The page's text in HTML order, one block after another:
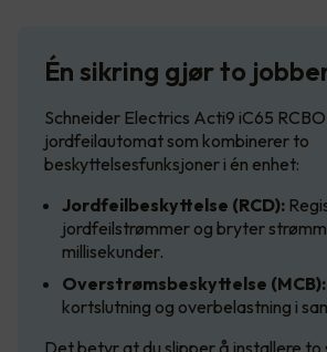
Én sikring gjør to
Schneider Electrics Acti9 iC65
jordfeilautomat som kombinerer to
beskyttelsesfunksjoner i én enhet:
Jordfeilbeskyttelse (RCD):
jordfeilstrømmer og bryter
millisekunder.
Overstrømsbeskyttelse (MCB):
kortslutning og overbelastning i
Det betyr at du slipper å installere to